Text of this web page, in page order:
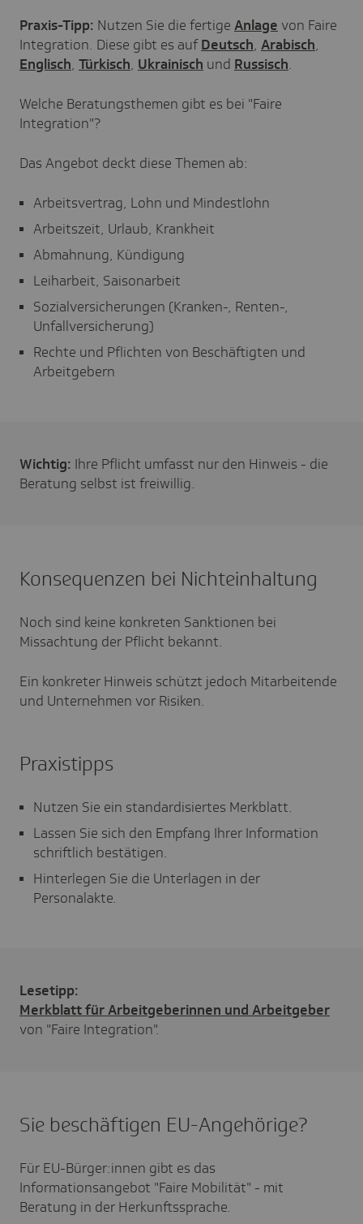
Praxis-Tipp: Nutzen Sie die fertige Anlage von Faire
Integration. Diese gibt es aufDeutsch, Arabisch,
Englisch, Türkisch, Ukrainisch und Russisch.
Welche Beratungsthemen gibt es bei "Faire
Integration"?
Das Angebot deckt diese Themen ab:
Arbeitsvertrag, Lohn und Mindestlohn
Arbeitszeit, Urlaub, Krankheit
Abmahnung, Kündigung
Leiharbeit, Saisonarbeit
Sozialversicherungen (Kranken-, Renten-,
Unfallversicherung)
Rechte und Pflichten von Beschäftigten und
Arbeitgebern
Wichtig: Ihre Pflicht umfasst nur den Hinweis - die
Beratung selbst ist freiwillig.
Konsequenzen bei Nichteinhaltung
Noch sind keine konkreten Sanktionen bei
Missachtung der Pflicht bekannt.
Ein konkreter Hinweis schützt jedoch Mitarbeitende
und Unternehmen vor Risiken.
Praxistipps
Nutzen Sie ein standardisiertes Merkblatt.
Lassen Sie sich den Empfang Ihrer Information
schriftlich bestätigen.
Hinterlegen Sie die Unterlagen in der
Personalakte.
Lesetipp:
Merkblatt für Arbeitgeberinnen und Arbeitgeber
von "Faire Integration".
Sie beschäftigen EU-Angehörige?
Für EU-Bürger:innen gibt es das
Informationsangebot "Faire Mobilität" - mit
Beratung in der Herkunftssprache.